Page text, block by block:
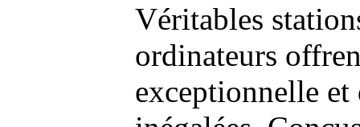
Véritables
ordinateurs
exceptionnelle et